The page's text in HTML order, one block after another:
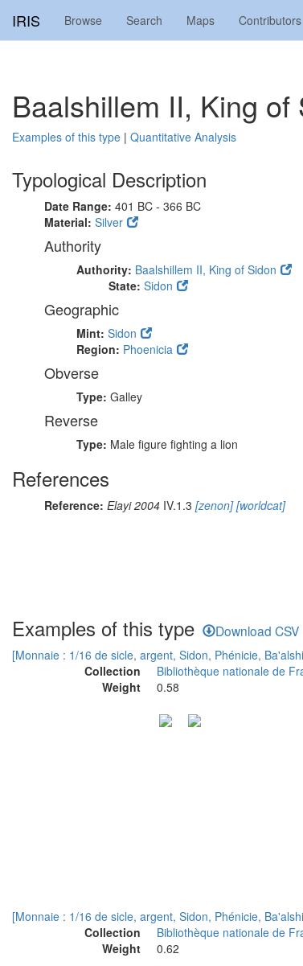
IRIS Browse Search Maps Contributors
Baalshillem II, King
Examples of this type | Quantitative Analysis
Typological Description
Date Range: 401 BC - 366 BC
Material: Silver
Authority
Authority: Baalshillem II, King of Sidon
State: Sidon
Geographic
Mint: Sidon
Region: Phoenicia
Obverse
Type: Galley
Reverse
Type: Male figure fighting a lion
References
Reference: Elayi 2004 IV.1.3 [zenon][worldcat]
Examples of this type Download CSV
[Monnaie : 1/16 de sicle, argent, Sidon, Phénicie,
Collection
Bibliothèque nationale de
Weight
0.58
[Monnaie : 1/16 de sicle, argent, Sidon, Phénicie,
Collection
Bibliothèque nationale de
Weight
0.62